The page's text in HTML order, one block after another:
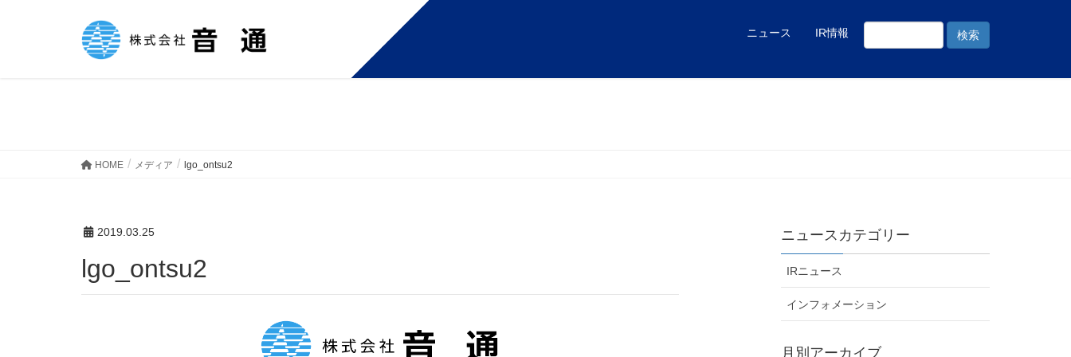
ニュース IR情報
HOME メディア lgo_ontsu2
2019.03.25
lgo_ontsu2
ニュースカテゴリー
IRニュース
インフォメーション
月別アーカイブ